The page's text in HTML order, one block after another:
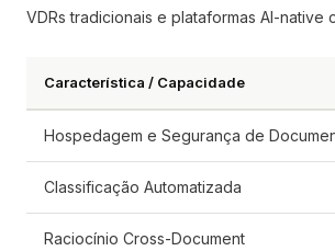
VDRs tradicionais e plataformas AI-native
Característica / Capacidade
Hospedagem e Segurança de
Classificação Automatizada
Raciocínio Cross-Document